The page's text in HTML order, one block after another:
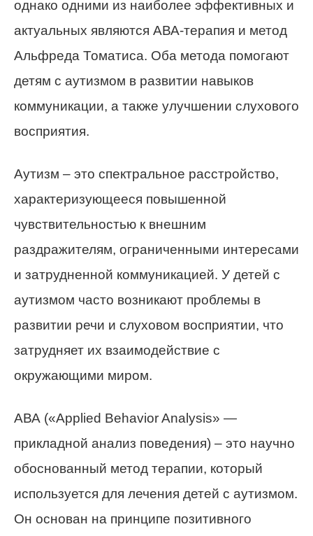
однако одними из наиболее эффективных и
актуальных являются АВА-терапия и метод
Альфреда Томатиса. Оба метода помогают
детям с аутизмом в развитии навыков
коммуникации, а также улучшении слухового
восприятия.
Аутизм – это спектральное расстройство,
характеризующееся повышенной
чувствительностью к внешним
раздражителям, ограниченными интересами
и затрудненной коммуникацией. У детей с
аутизмом часто возникают проблемы в
развитии речи и слуховом восприятии, что
затрудняет их взаимодействие с
окружающими миром.
АВА («Applied Behavior Analysis» —
прикладной анализ поведения) – это научно
обоснованный метод терапии, который
используется для лечения детей с аутизмом.
Он основан на принципе позитивного